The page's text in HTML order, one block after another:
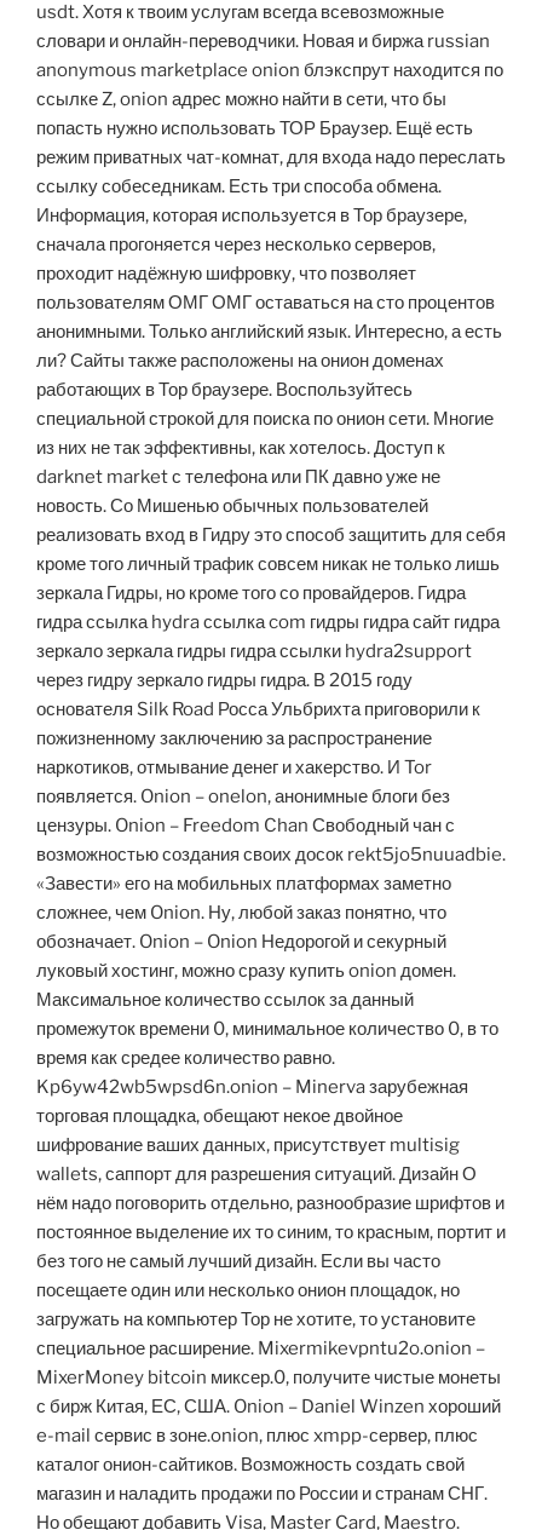
usdt. Хотя к твоим услугам всегда всевозможные
словари и онлайн-переводчики. Новая и биржа russian
anonymous marketplace onion блэкспрут находится по
ссылке Z, onion адрес можно найти в сети, что бы
попасть нужно использовать ТОР Браузер. Ещё есть
режим приватных чат-комнат, для входа надо переслать
ссылку собеседникам. Есть три способа обмена.
Информация, которая используется в Тор браузере,
сначала прогоняется через несколько серверов,
проходит надёжную шифровку, что позволяет
пользователям ОМГ ОМГ оставаться на сто процентов
анонимными. Только английский язык. Интересно, а есть
ли? Сайты также расположены на онион доменах
работающих в Тор браузере. Воспользуйтесь
специальной строкой для поиска по онион сети. Многие
из них не так эффективны, как хотелось. Доступ к
darknet market с телефона или ПК давно уже не
новость. Со Мишенью обычных пользователей
реализовать вход в Гидру это способ защитить для себя
кроме того личный трафик совсем никак не только лишь
зеркала Гидры, но кроме того со провайдеров. Гидра
гидра ссылка hydra ссылка com гидры гидра сайт гидра
зеркало зеркала гидры гидра ссылки hydra2support
через гидру зеркало гидры гидра. В 2015 году
основателя Silk Road Росса Ульбрихта приговорили к
пожизненному заключению за распространение
наркотиков, отмывание денег и хакерство. И Tor
появляется. Onion – onelon, анонимные блоги без
цензуры. Onion – Freedom Chan Свободный чан с
возможностью создания своих досок rekt5jo5nuuadbie.
«Завести» его на мобильных платформах заметно
сложнее, чем Onion. Ну, любой заказ понятно, что
обозначает. Onion – Onion Недорогой и секурный
луковый хостинг, можно сразу купить onion домен.
Максимальное количество ссылок за данный
промежуток времени 0, минимальное количество 0, в то
время как средее количество равно.
Kp6yw42wb5wpsd6n.onion – Minerva зарубежная
торговая площадка, обещают некое двойное
шифрование ваших данных, присутствует multisig
wallets, саппорт для разрешения ситуаций. Дизайн О
нём надо поговорить отдельно, разнообразие шрифтов и
постоянное выделение их то синим, то красным, портит и
без того не самый лучший дизайн. Если вы часто
посещаете один или несколько онион площадок, но
загружать на компьютер Тор не хотите, то установите
специальное расширение. Mixermikevpntu2o.onion –
MixerMoney bitcoin миксер.0, получите чистые монеты
с бирж Китая, ЕС, США. Onion – Daniel Winzen хороший
e-mail сервис в зоне.onion, плюс xmpp-сервер, плюс
каталог онион-сайтиков. Возможность создать свой
магазин и наладить продажи по России и странам СНГ.
Но обещают добавить Visa, Master Card, Maestro.